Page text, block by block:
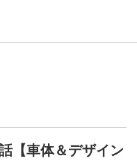
【車体＆デザイン